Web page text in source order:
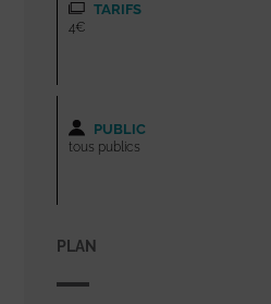
TARIFS
4€
PUBLIC
tous publics
PLAN